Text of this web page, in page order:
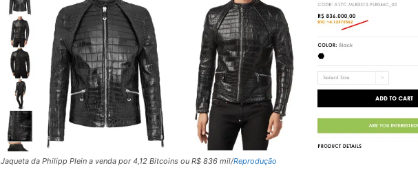
Jaqueta da Philipp Plein a venda por 4,12 Bitcoins ou R$ 836 mil/Reprodução